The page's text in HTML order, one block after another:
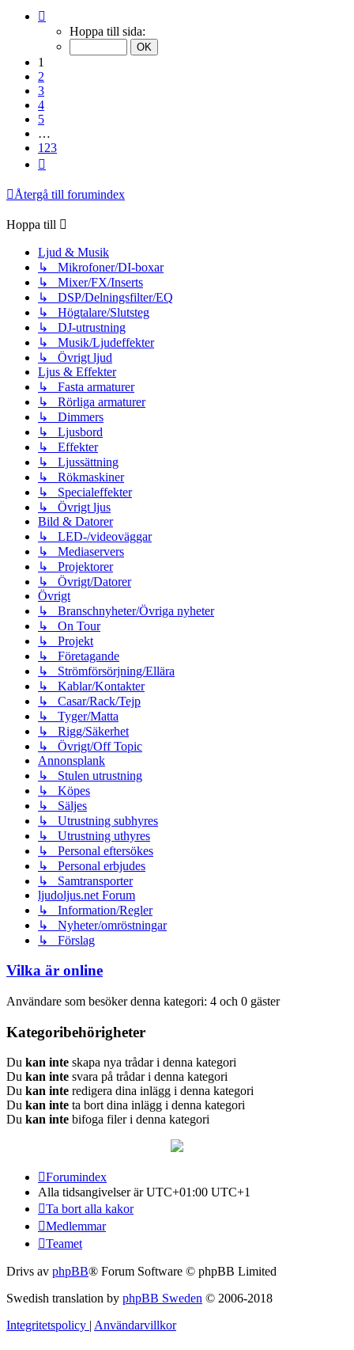
Hoppa till sida:
1
2
3
4
5
…
123
Återgå till forumindex
Hoppa till
Ljud & Musik
↳ Mikrofoner/DI-boxar
↳ Mixer/FX/Inserts
↳ DSP/Delningsfilter/EQ
↳ Högtalare/Slutsteg
↳ DJ-utrustning
↳ Musik/Ljudeffekter
↳ Övrigt ljud
Ljus & Effekter
↳ Fasta armaturer
↳ Rörliga armaturer
↳ Dimmers
↳ Ljusbord
↳ Effekter
↳ Ljussättning
↳ Rökmaskiner
↳ Specialeffekter
↳ Övrigt ljus
Bild & Datorer
↳ LED-/videoväggar
↳ Mediaservers
↳ Projektorer
↳ Övrigt/Datorer
Övrigt
↳ Branschnyheter/Övriga nyheter
↳ On Tour
↳ Projekt
↳ Företagande
↳ Strömförsörjning/Ellära
↳ Kablar/Kontakter
↳ Casar/Rack/Tejp
↳ Tyger/Matta
↳ Rigg/Säkerhet
↳ Övrigt/Off Topic
Annonsplank
↳ Stulen utrustning
↳ Köpes
↳ Säljes
↳ Utrustning subhyres
↳ Utrustning uthyres
↳ Personal eftersökes
↳ Personal erbjudes
↳ Samtransporter
ljudoljus.net Forum
↳ Information/Regler
↳ Nyheter/omröstningar
↳ Förslag
Vilka är online
Användare som besöker denna kategori: 4 och 0 gäster
Kategoribehörigheter
Du kan inte skapa nya trådar i denna kategori
Du kan inte svara på trådar i denna kategori
Du kan inte redigera dina inlägg i denna kategori
Du kan inte ta bort dina inlägg i denna kategori
Du kan inte bifoga filer i denna kategori
Forumindex
Alla tidsangivelser är UTC+01:00 UTC+1
Ta bort alla kakor
Medlemmar
Teamet
Drivs av phpBB® Forum Software © phpBB Limited
Swedish translation by phpBB Sweden © 2006-2018
Integritetspolicy Användarvillkor